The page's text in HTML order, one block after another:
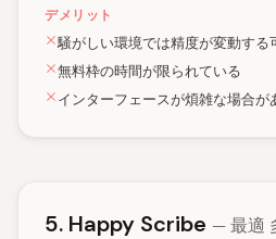
デメリット
騒がしい環境では精度が変動する
無料枠の時間が限られている
インターフェースが煩雑な場合が
5. Happy Scribe — 最適